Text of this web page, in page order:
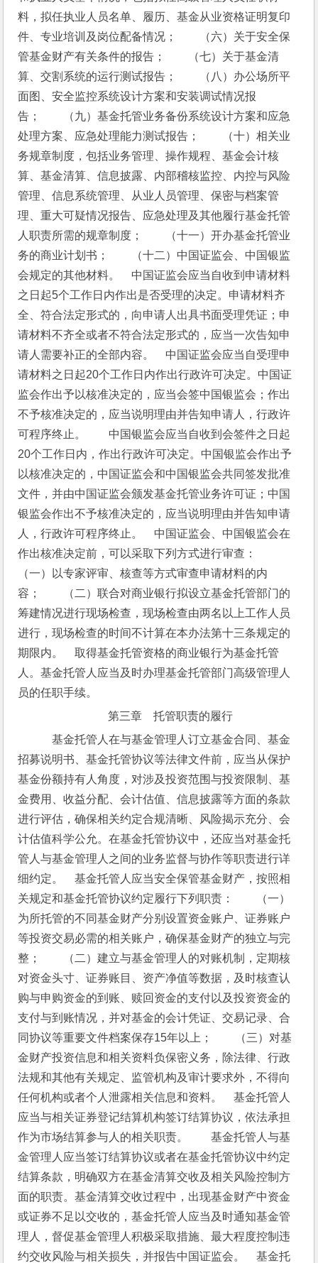
料，拟任执业人员名单、履历、基金从业资格证明复印
件、专业培训及岗位配备情况；　　（六）关于安全保
管基金财产有关条件的报告；　　（七）关于基金清
算、交割系统的运行测试报告；　　（八）办公场所平
面图、安全监控系统设计方案和安装调试情况报
告；　　（九）基金托管业务备份系统设计方案和应急
处理方案、应急处理能力测试报告；　　（十）相关业
务规章制度，包括业务管理、操作规程、基金会计核
算、基金清算、信息披露、内部稽核监控、内控与风险
管理、信息系统管理、从业人员管理、保密与档案管
理、重大可疑情况报告、应急处理及其他履行基金托管
人职责所需的规章制度；　　（十一）开办基金托管业
务的商业计划书；　　（十二）中国证监会、中国银监
会规定的其他材料。　中国证监会应当自收到申请材料
之日起5个工作日内作出是否受理的决定。申请材料齐
全、符合法定形式的，向申请人出具书面受理凭证；申
请材料不齐全或者不符合法定形式的，应当一次告知申
请人需要补正的全部内容。　中国证监会应当自受理申
请材料之日起20个工作日内作出行政许可决定。中国证
监会作出予以核准决定的，应当会签中国银监会；作出
不予核准决定的，应当说明理由并告知申请人，行政许
可程序终止。　　中国银监会应当自收到会签件之日起
20个工作日内，作出行政许可决定。中国银监会作出予
以核准决定的，中国证监会和中国银监会共同签发批准
文件，并由中国证监会颁发基金托管业务许可证；中国
银监会作出不予核准决定的，应当说明理由并告知申请
人，行政许可程序终止。　中国证监会、中国银监会在
作出核准决定前，可以采取下列方式进行审查：
（一）以专家评审、核查等方式审查申请材料的内
容；　　（二）联合对商业银行拟设立基金托管部门的
筹建情况进行现场检查，现场检查由两名以上工作人员
进行，现场检查的时间不计算在本办法第十三条规定的
期限内。　取得基金托管资格的商业银行为基金托管
人。基金托管人应当及时办理基金托管部门高级管理人
员的任职手续。
第三章　托管职责的履行
基金托管人在与基金管理人订立基金合同、基金
招募说明书、基金托管协议等法律文件前，应当从保护
基金份额持有人角度，对涉及投资范围与投资限制、基
金费用、收益分配、会计估值、信息披露等方面的条款
进行评估，确保相关约定合规清晰、风险揭示充分、会
计估值科学公允。在基金托管协议中，还应当对基金托
管人与基金管理人之间的业务监督与协作等职责进行详
细约定。　基金托管人应当安全保管基金财产，按照相
关规定和基金托管协议约定履行下列职责：　　（一）
为所托管的不同基金财产分别设置资金账户、证券账户
等投资交易必需的相关账户，确保基金财产的独立与完
整；　　（二）建立与基金管理人的对账机制，定期核
对资金头寸、证券账目、资产净值等数据，及时核查认
购与申购资金的到账、赎回资金的支付以及投资资金的
支付与到账情况，并对基金的会计凭证、交易记录、合
同协议等重要文件档案保存15年以上；　　（三）对基
金财产投资信息和相关资料负保密义务，除法律、行政
法规和其他有关规定、监管机构及审计要求外，不得向
任何机构或者个人泄露相关信息和资料。　基金托管人
应当与相关证券登记结算机构签订结算协议，依法承担
作为市场结算参与人的相关职责。　　基金托管人与基
金管理人应当签订结算协议或者在基金托管协议中约定
结算条款，明确双方在基金清算交收及相关风险控制方
面的职责。基金清算交收过程中，出现基金财产中资金
或证券不足以交收的，基金托管人应当及时通知基金管
理人，督促基金管理人积极采取措施、最大程度控制违
约交收风险与相关损失，并报告中国证监会。　基金托